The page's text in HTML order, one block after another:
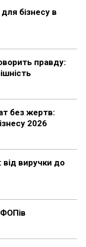
бізнесу в
правду:
без жертв:
2026
від виручки до